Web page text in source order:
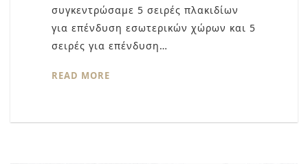
συγκεντρώσαμε 5 σειρές πλακιδίων
για επένδυση εσωτερικών χώρων και 5
σειρές για επένδυση…
READ MORE